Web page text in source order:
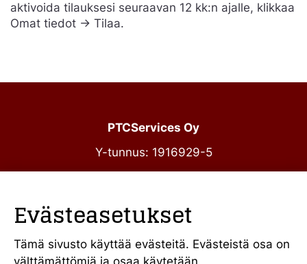
aktivoida tilauksesi seuraavan 12 kk:n ajalle, klikkaa
Omat tiedot -> Tilaa.
PTCServices Oy
Y-tunnus: 1916929-5
julkiset@ptcs.fi
Vaihde 010 34 19 700
Evästeasetukset
Tämä sivusto käyttää evästeitä. Evästeistä osa on
välttämättömiä ja osaa käytetään